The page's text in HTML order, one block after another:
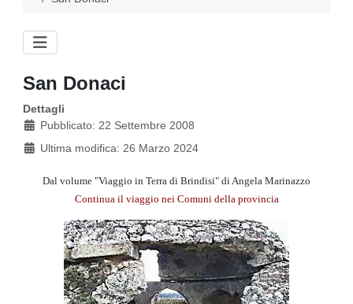
San Donaci
Dettagli
Pubblicato: 22 Settembre 2008
Ultima modifica: 26 Marzo 2024
Dal volume "Viaggio in Terra di Brindisi" di Angela Marinazzo
Continua il viaggio nei Comuni della provincia